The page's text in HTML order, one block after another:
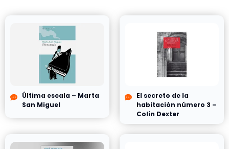
Última escala – Marta
San Miguel
El secreto de la
habitación número 3 –
Colin Dexter